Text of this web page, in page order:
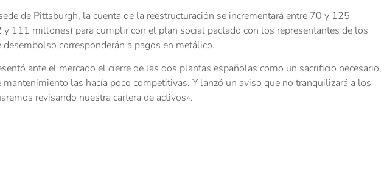
de Pittsburgh, la cuenta de la reestructuración se incrementará entre 70 y 125
111 millones) para cumplir con el plan social pactado con los representantes de los
corresponderán a pagos en metálico.
ante el mercado el cierre de las dos plantas españolas como un sacrificio necesario,
las hacía poco competitivas. Y lanzó un aviso que no tranquilizará a los
revisando nuestra cartera de activos».